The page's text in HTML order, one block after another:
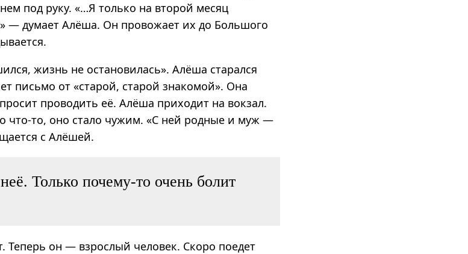
под руку. «…Я только на второй месяц
— думает Алёша. Он провожает их до Большого
жизнь не остановилась». Алёша старался
письмо от «старой, старой знакомой». Она
проводить её. Алёша приходит на вокзал.
что-то, оно стало чужим. «С ней родные и муж —
с Алёшей.
Только почему-то очень болит
Теперь он — взрослый человек. Скоро поедет